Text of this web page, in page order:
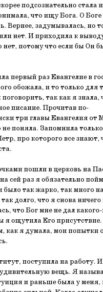
подсознательно стала
что ищу Бога. О
Вернее, задумывалась, но
нет. И приходила к
нет, потому что если бы Он
первый раз Евангелие в
обожала, и то только для
так как я знала,
писание. Прочитав по-
три главы Евангелия от
не поняла. Запомнила
про которого все знают,
пошли в церковь на
сей раз я обязательно
было так жарко, так много
долго, что я снова
что Бог мне не дал
я ощутила Его
как я думала, мои попытки
поступила на работу.
вещь. Я
и раньше была у меня,